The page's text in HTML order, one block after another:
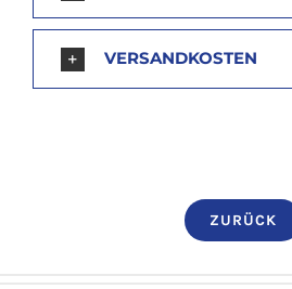
VERSANDKOSTEN
ZURÜCK